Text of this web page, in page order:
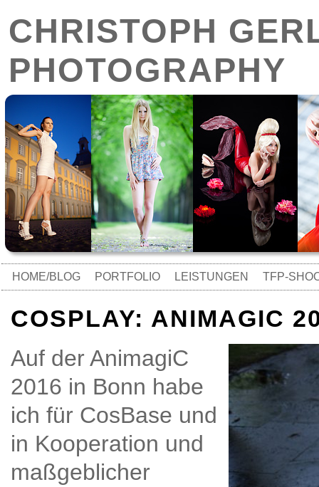
CHRISTOPH
PHOTOGRAPHY
HOME/BLOG PORTFOLIO LEISTUNGEN TFP-
COSPLAY: ANIMAGIC
Auf der AnimagiC
2016 in Bonn habe
ich für CosBase und
in Kooperation und
maßgeblicher